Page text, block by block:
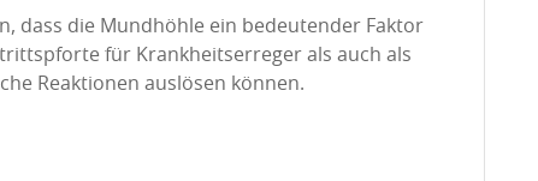
dass die Mundhöhle ein bedeutender Faktor
für Krankheitserreger als auch als
Reaktionen auslösen können.